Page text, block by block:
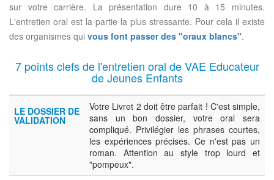
sur votre carrière. La présentation dure 10 à 15 minutes.
L'entretien oral est la partie la plus stressante. Pour cela il existe
des organismes qui vous font passer des "oraux blancs".
7 points clefs de l'entretien oral de VAE Educateur
de Jeunes Enfants
LE DOSSIER DE
VALIDATION
Votre Livret 2 doit être parfait ! C'est simple,
sans un bon dossier, votre oral sera
compliqué. Privilégier les phrases courtes,
les expériences précises. Ce n'est pas un
roman. Attention au style trop lourd et
"pompeux".